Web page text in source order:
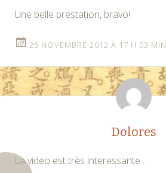
Une belle prestation, bravo!
25 NOVEMBRE 2012 À 17 H 03 MIN
Dolores
La video est très interessante…